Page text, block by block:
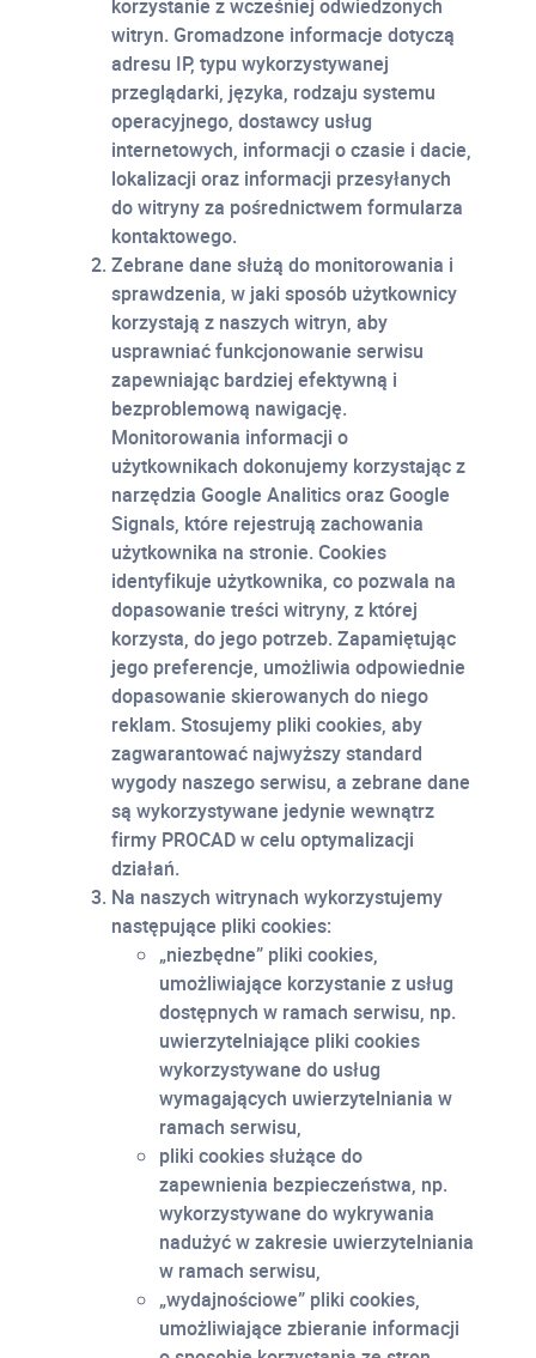
korzystanie z wcześniej odwiedzonych
witryn. Gromadzone informacje dotyczą
adresu IP, typu wykorzystywanej
przeglądarki, języka, rodzaju systemu
operacyjnego, dostawcy usług
internetowych, informacji o czasie i dacie,
lokalizacji oraz informacji przesyłanych
do witryny za pośrednictwem formularza
kontaktowego.
Zebrane dane służą do monitorowania i
sprawdzenia, w jaki sposób użytkownicy
korzystają z naszych witryn, aby
usprawniać funkcjonowanie serwisu
zapewniając bardziej efektywną i
bezproblemową nawigację.
Monitorowania informacji o
użytkownikach dokonujemy korzystając z
narzędzia Google Analitics oraz Google
Signals, które rejestrują zachowania
użytkownika na stronie. Cookies
identyfikuje użytkownika, co pozwala na
dopasowanie treści witryny, z której
korzysta, do jego potrzeb. Zapamiętując
jego preferencje, umożliwia odpowiednie
dopasowanie skierowanych do niego
reklam. Stosujemy pliki cookies, aby
zagwarantować najwyższy standard
wygody naszego serwisu, a zebrane dane
są wykorzystywane jedynie wewnątrz
firmy PROCAD w celu optymalizacji
działań.
Na naszych witrynach wykorzystujemy
następujące pliki cookies:
„niezbędne” pliki cookies,
umożliwiające korzystanie z usług
dostępnych w ramach serwisu, np.
uwierzytelniające pliki cookies
wykorzystywane do usług
wymagających uwierzytelniania w
ramach serwisu,
pliki cookies służące do
zapewnienia bezpieczeństwa, np.
wykorzystywane do wykrywania
nadużyć w zakresie uwierzytelniania
w ramach serwisu,
„wydajnościowe” pliki cookies,
umożliwiające zbieranie informacji